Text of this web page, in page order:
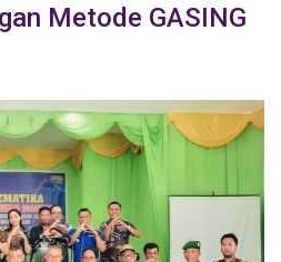
Metode GASING